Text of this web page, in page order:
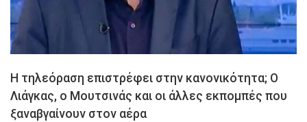
Η τηλεόραση επιστρέφει στην κανονικότητα; Ο
Λιάγκας, ο Μουτσινάς και οι άλλες εκπομπές που
ξαναβγαίνουν στον αέρα